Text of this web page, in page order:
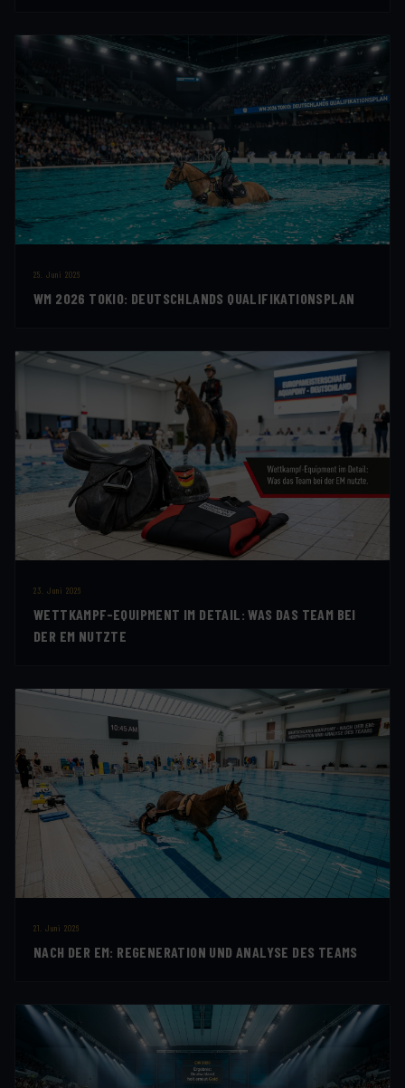
25. Juni 2026
WM 2026 TOKIO: DEUTSCHLANDS QUALIFIKATIONSPLAN
23. Juni 2026
WETTKAMPF-EQUIPMENT IM DETAIL: WAS DAS TEAM BEI
DER EM NUTZTE
21. Juni 2026
NACH DER EM: REGENERATION UND ANALYSE DES TEAMS